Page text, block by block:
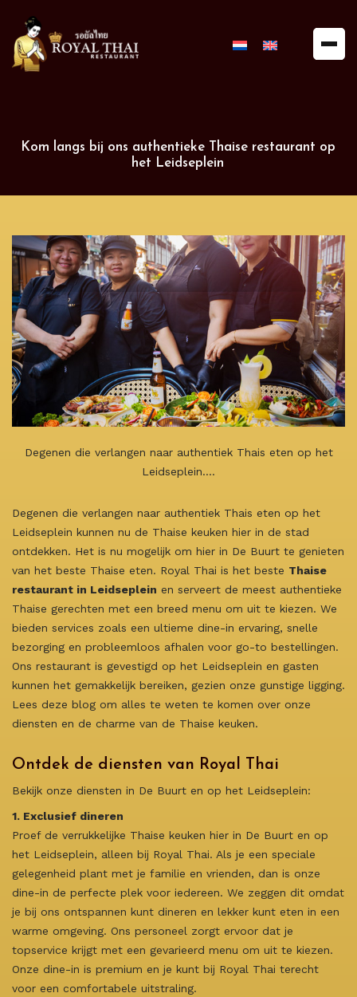
Kom langs bij ons authentieke Thaise restaurant op
het Leidseplein
Degenen die verlangen naar authentiek Thais eten op het
Leidseplein….
Degenen die verlangen naar authentiek Thais eten op het
Leidseplein kunnen nu de Thaise keuken hier in de stad
ontdekken. Het is nu mogelijk om hier in De Buurt te genieten
van het beste Thaise eten. Royal Thai is het beste Thaise
restaurant in Leidseplein en serveert de meest authentieke
Thaise gerechten met een breed menu om uit te kiezen. We
bieden services zoals een ultieme dine-in ervaring, snelle
bezorging en probleemloos afhalen voor go-to bestellingen.
Ons restaurant is gevestigd op het Leidseplein en gasten
kunnen het gemakkelijk bereiken, gezien onze gunstige ligging.
Lees deze blog om alles te weten te komen over onze
diensten en de charme van de Thaise keuken.
Ontdek de diensten van Royal Thai
Bekijk onze diensten in De Buurt en op het Leidseplein:
1. Exclusief dineren
Proef de verrukkelijke Thaise keuken hier in De Buurt en op
het Leidseplein, alleen bij Royal Thai. Als je een speciale
gelegenheid plant met je familie en vrienden, dan is onze
dine-in de perfecte plek voor iedereen. We zeggen dit omdat
je bij ons ontspannen kunt dineren en lekker kunt eten in een
warme omgeving. Ons personeel zorgt ervoor dat je
topservice krijgt met een gevarieerd menu om uit te kiezen.
Onze dine-in is premium en je kunt bij Royal Thai terecht
voor een comfortabele uitstraling.